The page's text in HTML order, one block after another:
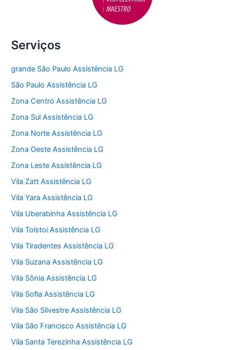
Serviços
grande São Paulo Assistência LG
São Paulo Assistência LG
Zona Centro Assistência LG
Zona Sul Assistência LG
Zona Norte Assistência LG
Zona Oeste Assistência LG
Zona Leste Assistência LG
Vila Zatt Assistência LG
Vila Yara Assistência LG
Vila Uberabinha Assistência LG
Vila Tolstoi Assistência LG
Vila Tiradentes Assistência LG
Vila Suzana Assistência LG
Vila Sônia Assistência LG
Vila Sofia Assistência LG
Vila São Silvestre Assistência LG
Vila São Francisco Assistência LG
Vila Santa Terezinha Assistência LG